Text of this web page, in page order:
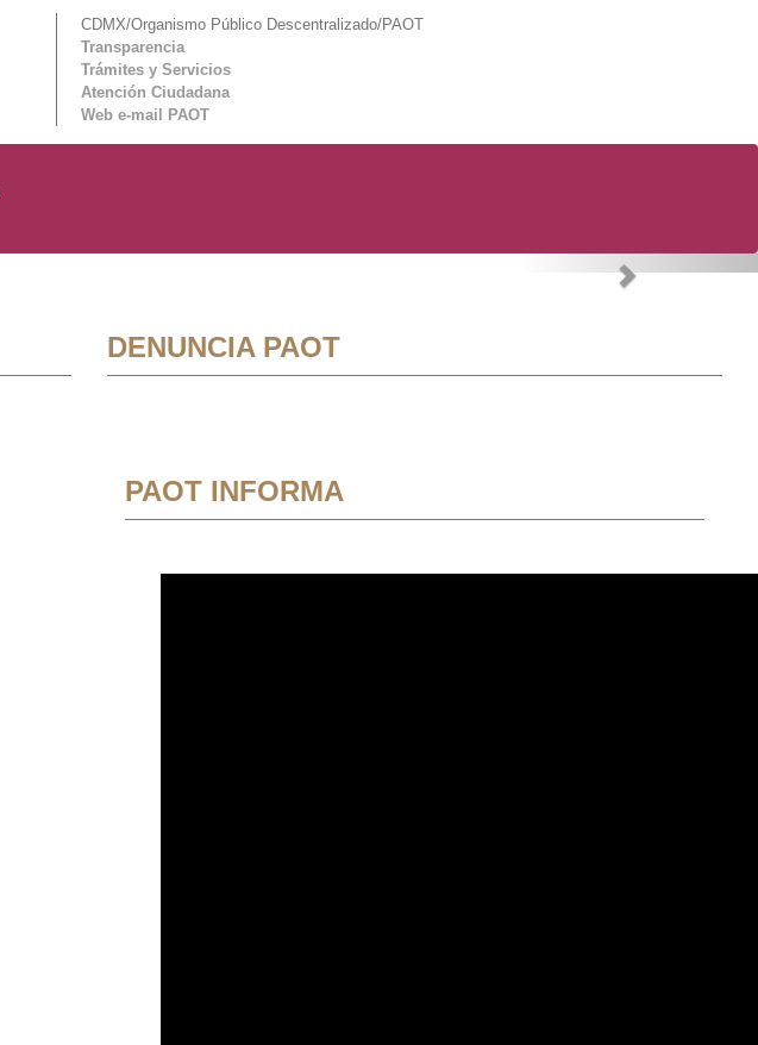
CDMX/Organismo Público Descentralizado/PAOT
Transparencia
Trámites y Servicios
Atención Ciudadana
Web e-mail PAOT
Next
DENUNCIA PAOT
PAOT INFORMA